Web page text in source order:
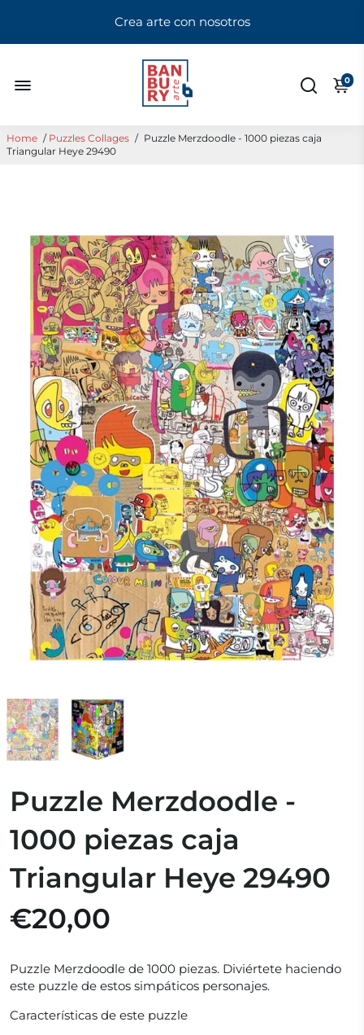
Crea arte con nosotros
0
Home / Puzzles Collages / Puzzle Merzdoodle - 1000 piezas caja
Triangular Heye 29490
Puzzle Merzdoodle -
1000 piezas caja
Triangular Heye 29490
€20,00
Puzzle Merzdoodle de 1000 piezas. Diviértete haciendo
este puzzle de estos simpáticos personajes.
Características de este puzzle